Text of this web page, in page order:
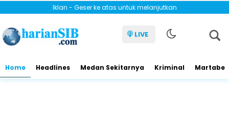
Iklan - Geser ke atas untuk melanjutkan
LIVE
Home Headlines Medan Sekitarnya Kriminal Martabe